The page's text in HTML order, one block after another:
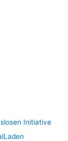
Initiative